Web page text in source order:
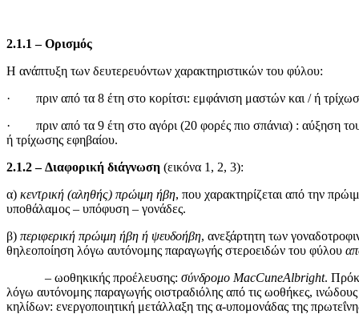
2.1.1 – Ορισμός
Η ανάπτυξη των δευτερευόντων χαρακτηριστικών του φύλου:
· πριν από τα 8 έτη στο κορίτσι: εμφάνιση μαστών και / ή
· πριν από τα 9 έτη στο αγόρι (20 φορές πιο σπάνια) : αύξηση
ή τρίχωσης εφηβαίου.
2.1.2 – Διαφορική διάγνωση (εικόνα 1, 2, 3):
α) κεντρική (αληθής) πρώιμη ήβη, που χαρακτηρίζεται από την
υποθάλαμος – υπόφυση – γονάδες.
β) περιφερική πρώιμη ήβη ή ψευδοήβη, ανεξάρτητη των
θηλεοποίηση λόγω αυτόνομης παραγωγής στεροειδών του φύλου
– ωοθηκικής προέλευσης: σύνδρομο MacCuneAlbright.
λόγω αυτόνομης παραγωγής οιστραδιόλης από τις ωοθήκες,
κηλίδων: ενεργοποιητική μετάλλαξη της α-υπομονάδας της